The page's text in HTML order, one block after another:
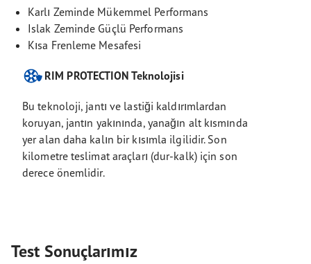
Karlı Zeminde Mükemmel Performans
Islak Zeminde Güçlü Performans
Kısa Frenleme Mesafesi
RIM PROTECTION Teknolojisi
Bu teknoloji, jantı ve lastiği kaldırımlardan
koruyan, jantın yakınında, yanağın alt kısmında
yer alan daha kalın bir kısımla ilgilidir. Son
kilometre teslimat araçları (dur-kalk) için son
derece önemlidir.
Test Sonuçlarımız